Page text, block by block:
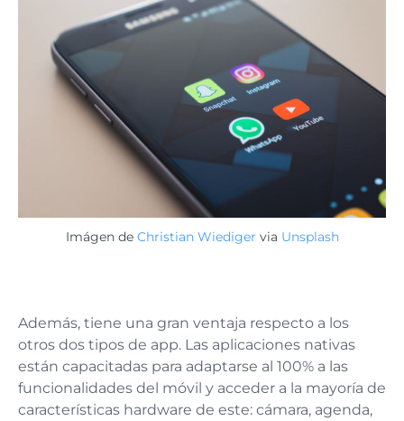
Imágen de Christian Wiediger via Unsplash
Además, tiene una gran ventaja respecto a los
otros dos tipos de app. Las aplicaciones nativas
están capacitadas para adaptarse al 100% a las
funcionalidades del móvil y acceder a la mayoría de
características hardware de este: cámara, agenda,